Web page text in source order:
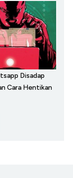
Disadap
Cara Hentikan